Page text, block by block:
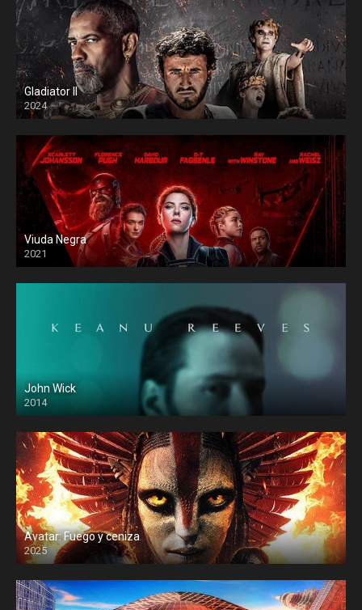
Gladiator II
2024
Viuda Negra
2021
John Wick
2014
Avatar: Fuego y ceniza
2025